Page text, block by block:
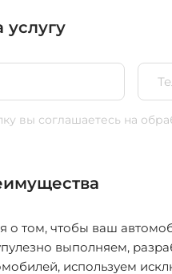
услугу
вы соглашаетесь на
о том, чтобы ваш
выполняем,
используем